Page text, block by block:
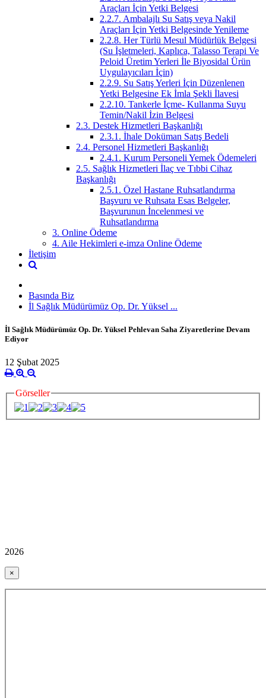
Araçları İçin Yetki Belgesi
2.2.7. Ambalajlı Su Satış veya Nakil
Araçları İçin Yetki Belgesinde Yenileme
2.2.8. Her Türlü Mesul Müdürlük Belgesi
(Su İşletmeleri, Kaplıca, Talasso Terapi Ve
Peloid Üretim Yerleri İle Biyosidal Ürün
Uygulayıcıları İçin)
2.2.9. Su Satış Yerleri İçin Düzenlenen
Yetki Belgesine Ek İmla Şekli İlavesi
2.2.10. Tankerle İçme- Kullanma Suyu
Temin/Nakil İzin Belgesi
2.3. Destek Hizmetleri Başkanlığı
2.3.1. İhale Doküman Satış Bedeli
2.4. Personel Hizmetleri Başkanlığı
2.4.1. Kurum Personeli Yemek Ödemeleri
2.5. Sağlık Hizmetleri İlaç ve Tıbbi Cihaz
Başkanlığı
2.5.1. Özel Hastane Ruhsatlandırma
Başvuru ve Ruhsata Esas Belgeler,
Başvurunun İncelenmesi ve
Ruhsatlandırma
3. Online Ödeme
4. Aile Hekimleri e-imza Online Ödeme
İletişim
Basında Biz
İl Sağlık Müdürümüz Op. Dr. Yüksel ...
İl Sağlık Müdürümüz Op. Dr. Yüksel Pehlevan Saha Ziyaretlerine Devam
Ediyor
12 Şubat 2025
Görseller
2026
×